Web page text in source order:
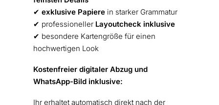
✔︎ exklusive Papierein starker Grammatur
✔︎ professioneller Layoutcheck inklusive
✔︎ besondere Kartengröße für einen
hochwertigen Look
Kostenfreier digitaler Abzug und
WhatsApp-Bild inklusive:
Ihr erhaltet automatisch direkt nach der